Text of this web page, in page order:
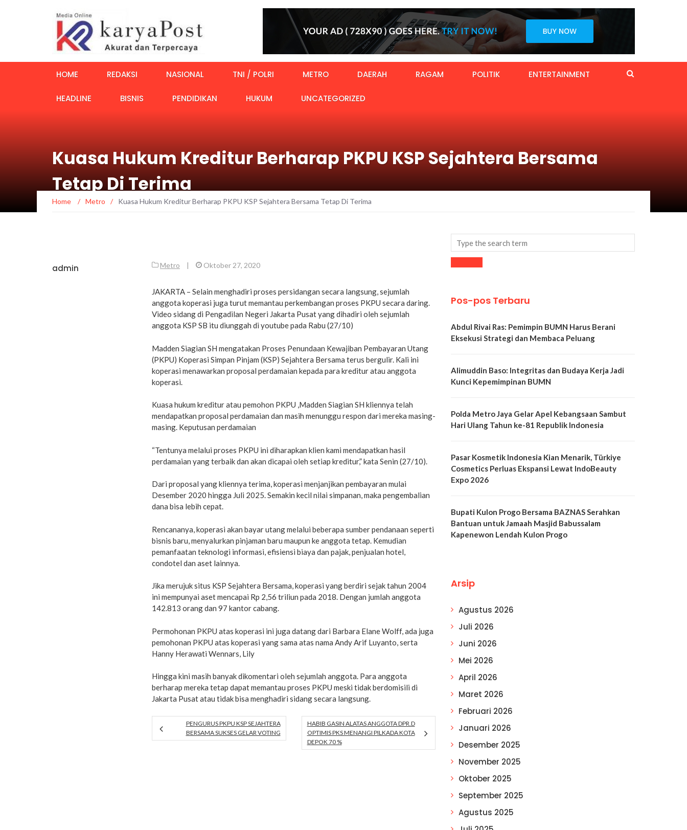
HOME REDAKSI NASIONAL TNI / POLRI METRO DAERAH RAGAM POLITIK ENTERTAINMENT
HEADLINE BISNIS PENDIDIKAN HUKUM UNCATEGORIZED
Kuasa Hukum Kreditur Berharap PKPU KSP Sejahtera Bersama
Tetap Di Terima
Home / Metro / Kuasa Hukum Kreditur Berharap PKPU KSP Sejahtera Bersama Tetap Di Terima
admin Metro Oktober 27, 2020
JAKARTA – Selain menghadiri proses persidangan secara langsung, sejumlah
anggota koperasi juga turut memantau perkembangan proses PKPU secara daring.
Video sidang di Pengadilan Negeri Jakarta Pusat yang dihadiri oleh sejumlah
anggota KSP SB itu diunggah di youtube pada Rabu (27/10)
Madden Siagian SH mengatakan Proses Penundaan Kewajiban Pembayaran Utang
(PKPU) Koperasi Simpan Pinjam (KSP) Sejahtera Bersama terus bergulir. Kali ini
koperasi menawarkan proposal perdamaian kepada para kreditur atau anggota
koperasi.
Kuasa hukum kreditur atau pemohon PKPU ,Madden Siagian SH kliennya telah
mendapatkan proposal perdamaian dan masih menunggu respon dari mereka masing-
masing. Keputusan perdamaian
“Tentunya melalui proses PKPU ini diharapkan klien kami mendapatkan hasil
perdamaian yang terbaik dan akan dicapai oleh setiap kreditur,” kata Senin (27/10).
Dari proposal yang kliennya terima, koperasi menjanjikan pembayaran mulai
Desember 2020 hingga Juli 2025. Semakin kecil nilai simpanan, maka pengembalian
dana bisa lebih cepat.
Rencananya, koperasi akan bayar utang melalui beberapa sumber pendanaan seperti
bisnis baru, menyalurkan pinjaman baru maupun ke anggota tetap. Kemudian
pemanfaatan teknologi informasi, efisiensi biaya dan pajak, penjualan hotel,
condotel dan aset lainnya.
Jika merujuk situs KSP Sejahtera Bersama, koperasi yang berdiri sejak tahun 2004
ini mempunyai aset mencapai Rp 2,56 triliun pada 2018. Dengan jumlah anggota
142.813 orang dan 97 kantor cabang.
Permohonan PKPU atas koperasi ini juga datang dari Barbara Elane Wolff, ada juga
pemohonan PKPU atas koperasi yang sama atas nama Andy Arif Luyanto, serta
Hanny Herawati Wennars, Lily
Hingga kini masih banyak dikomentari oleh sejumlah anggota. Para anggota
berharap mereka tetap dapat memantau proses PKPU meski tidak berdomisili di
Jakarta Pusat atau tidak bisa menghadiri sidang secara langsung.
PENGURUS PKPU KSP SEJAHTERA
BERSAMA SUKSES GELAR VOTING
HABIB GASIN ALATAS ANGGOTA DPR.D
OPTIMIS PKS MENANGI PILKADA KOTA
DEPOK 70 %
Pos-pos Terbaru
Abdul Rivai Ras: Pemimpin BUMN Harus Berani
Eksekusi Strategi dan Membaca Peluang
Alimuddin Baso: Integritas dan Budaya Kerja Jadi
Kunci Kepemimpinan BUMN
Polda Metro Jaya Gelar Apel Kebangsaan Sambut
Hari Ulang Tahun ke-81 Republik Indonesia
Pasar Kosmetik Indonesia Kian Menarik, Türkiye
Cosmetics Perluas Ekspansi Lewat IndoBeauty
Expo 2026
Bupati Kulon Progo Bersama BAZNAS Serahkan
Bantuan untuk Jamaah Masjid Babussalam
Kapenewon Lendah Kulon Progo
Arsip
Agustus 2026
Juli 2026
Juni 2026
Mei 2026
April 2026
Maret 2026
Februari 2026
Januari 2026
Desember 2025
November 2025
Oktober 2025
September 2025
Agustus 2025